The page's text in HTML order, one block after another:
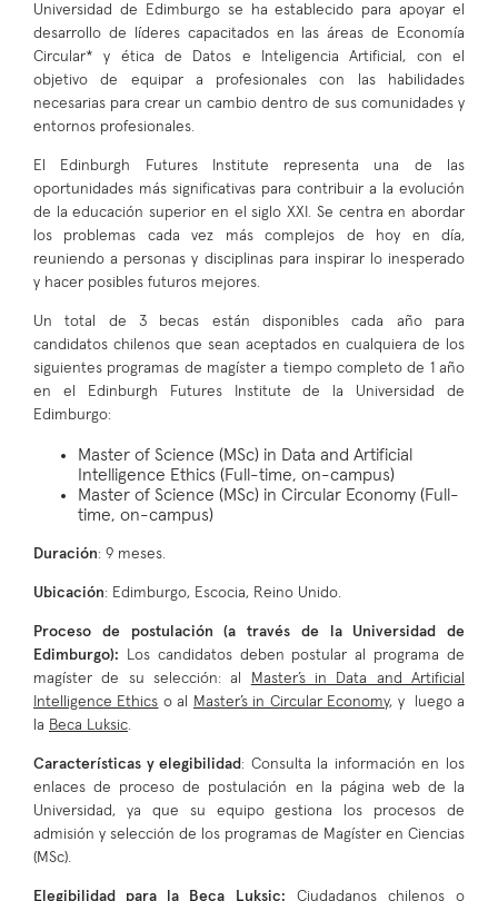
Universidad de Edimburgo se ha establecido para apoyar el
desarrollo de líderes capacitados en las áreas de Economía
Circular* y ética de Datos e Inteligencia Artificial, con el
objetivo de equipar a profesionales con las habilidades
necesarias para crear un cambio dentro de sus comunidades y
entornos profesionales.
El Edinburgh Futures Institute representa una de las
oportunidades más significativas para contribuir a la evolución
de la educación superior en el siglo XXI. Se centra en abordar
los problemas cada vez más complejos de hoy en día,
reuniendo a personas y disciplinas para inspirar lo inesperado
y hacer posibles futuros mejores.
Un total de 3 becas están disponibles cada año para
candidatos chilenos que sean aceptados en cualquiera de los
siguientes programas de magíster a tiempo completo de 1 año
en el Edinburgh Futures Institute de la Universidad de
Edimburgo:
Master of Science (MSc) in Data and Artificial
Intelligence Ethics (Full-time, on-campus)
Master of Science (MSc) in Circular Economy (Full-
time, on-campus)
Duración: 9 meses.
Ubicación: Edimburgo, Escocia, Reino Unido.
Proceso de postulación (a través de la Universidad de
Edimburgo): Los candidatos deben postular al programa de
magíster de su selección: al
Master’s in Data and Artificial
Intelligence Ethics o al Master’s in Circular Economy, y luego a
la Beca Luksic
Características y elegibilidad : Consulta la información en los
enlaces de proceso de postulación en la página web de la
Universidad, ya que su equipo gestiona los procesos de
admisión y selección de los programas de Magíster en Ciencias
(MSc).
Elegibilidad para la Beca Luksic: Ciudadanos chilenos o